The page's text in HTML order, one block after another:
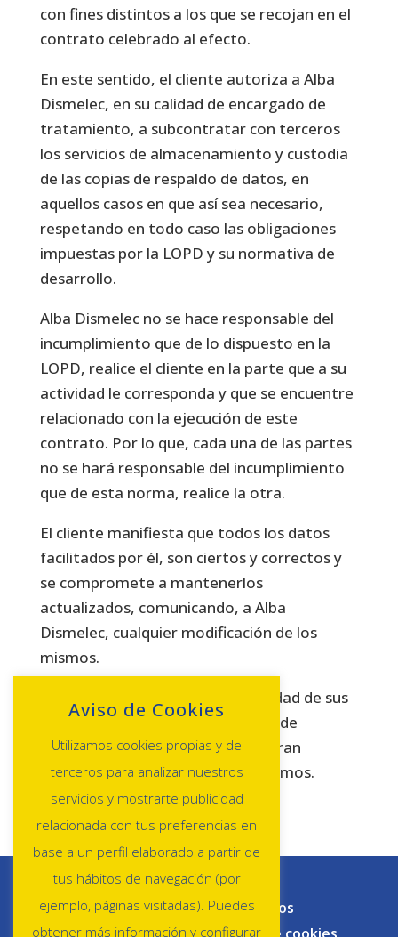
con fines distintos a los que se recojan en el
contrato celebrado al efecto.
En este sentido, el cliente autoriza a Alba
Dismelec, en su calidad de encargado de
tratamiento, a subcontratar con terceros
los servicios de almacenamiento y custodia
de las copias de respaldo de datos, en
aquellos casos en que así sea necesario,
respetando en todo caso las obligaciones
impuestas por la LOPD y su normativa de
desarrollo.
Alba Dismelec no se hace responsable del
incumplimiento que de lo dispuesto en la
LOPD, realice el cliente en la parte que a su
actividad le corresponda y que se encuentre
relacionado con la ejecución de este
contrato. Por lo que, cada una de las partes
no se hará responsable del incumplimiento
que de esta norma, realice la otra.
El cliente manifiesta que todos los datos
facilitados por él, son ciertos y correctos y
se compromete a mantenerlos
actualizados, comunicando, a Alba
Dismelec, cualquier modificación de los
mismos.
El cliente responderá de la veracidad de sus
datos y será el único responsable de
cuantos conflictos o litigios pudieran
resultar por la falsedad de los mismos.
Sobre Nosotros
Condiciones de venta y envios
Aviso de Cookies
Utilizamos cookies propias y de
terceros para analizar nuestros
servicios y mostrarte publicidad
relacionada con tus preferencias en
base a un perfil elaborado a partir de
tus hábitos de navegación (por
ejemplo, páginas visitadas). Puedes
obtener más información y configurar